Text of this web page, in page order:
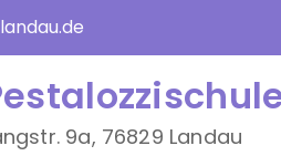
9a, 76829 Landau